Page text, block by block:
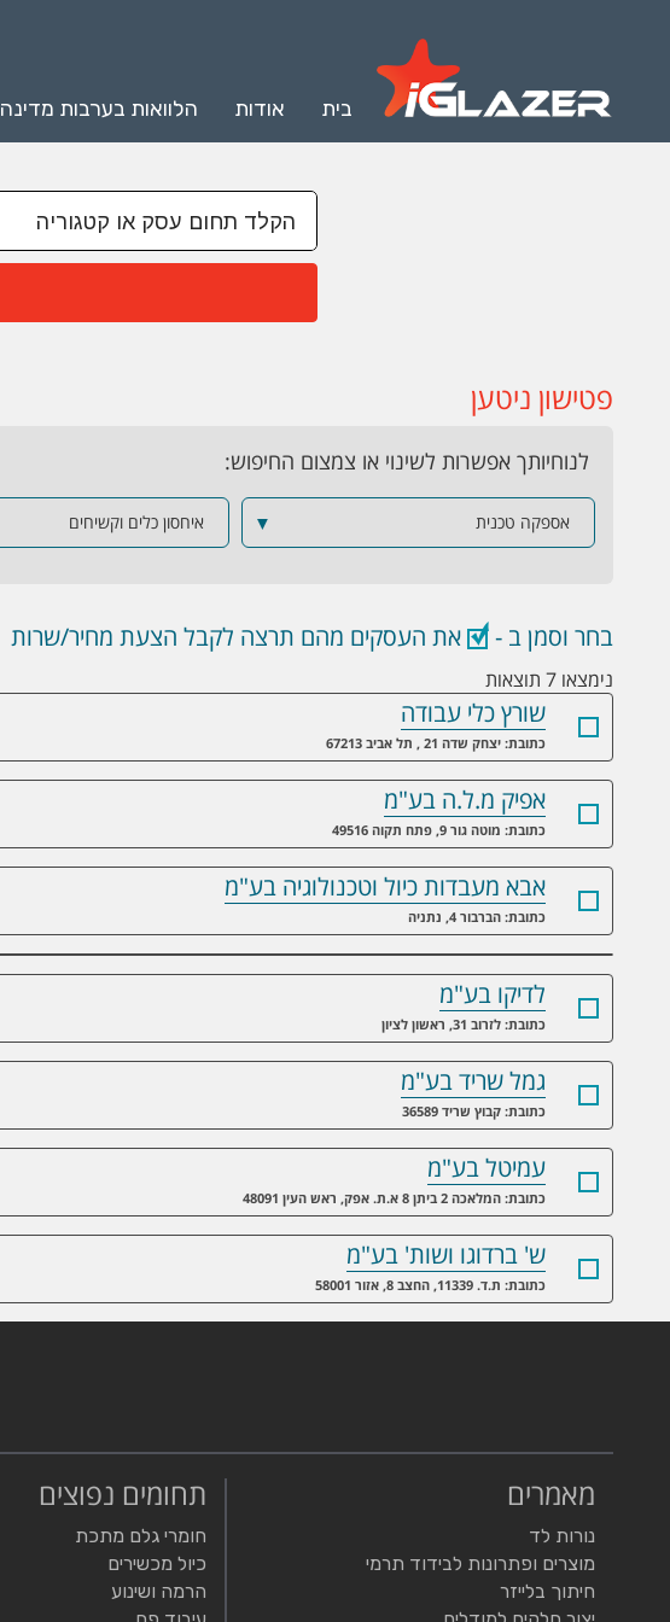
בית אודות הלוואות בערבות מדינה
פטישון ניטען
לנוחיותך אפשרות לשינוי או צמצום החיפוש:
אספקה טכנית ▼ איחסון כלים וקשיחים
בחר וסמן ב - את העסקים מהם תרצה לקבל הצעת מחיר/שרות
נימצאו 7 תוצאות
שורץ כלי עבודה
כתובת: יצחק שדה 21 , תל אביב 67213
אפיק מ.ל.ה בע"מ
כתובת: מוטה גור 9, פתח תקוה 49516
אבא מעבדות כיול וטכנולוגיה בע"מ
כתובת: הברבור 4, נתניה
לדיקו בע"מ
כתובת: לזרוב 31, ראשון לציון
גמל שריד בע"מ
כתובת: קבוץ שריד 36589
עמיטל בע"מ
כתובת: המלאכה 2 ביתן 8 א.ת. אפק, ראש העין 48091
ש' ברדוגו ושות' בע"מ
כתובת: ת.ד. 11339, החצב 8, אזור 58001
מאמרים
נורות לד
מוצרים ופתרונות לבידוד תרמי
חיתוך בלייזר
תחומים נפוצים
חומרי גלם מתכת
כיול מכשירים
הרמה ושינוע